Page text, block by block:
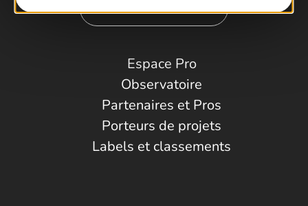
Comment venir ?
Espace Pro
Observatoire
Partenaires et Pros
Porteurs de projets
Labels et classements